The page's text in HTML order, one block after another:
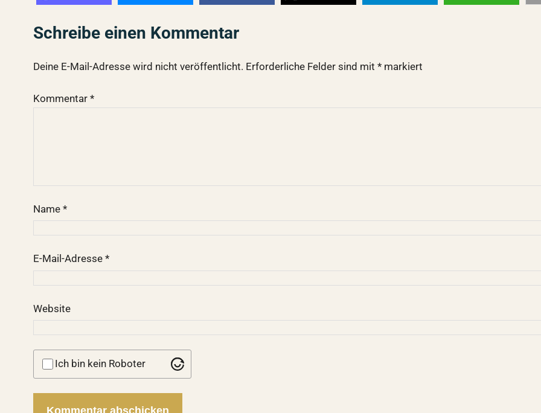
Schreibe einen Kommentar
Deine E-Mail-Adresse wird nicht veröffentlicht. Erforderliche Felder sind mit* markiert
Kommentar*
Name*
E-Mail-Adresse*
Website
Ich bin kein Roboter